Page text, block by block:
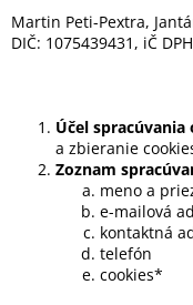
Martin Peti-Pextra,
DIČ: 1075439431, iČ
Účel
a zbieranie
Zoznam
meno a
e-mailová
kontaktná
telefón
cookies*